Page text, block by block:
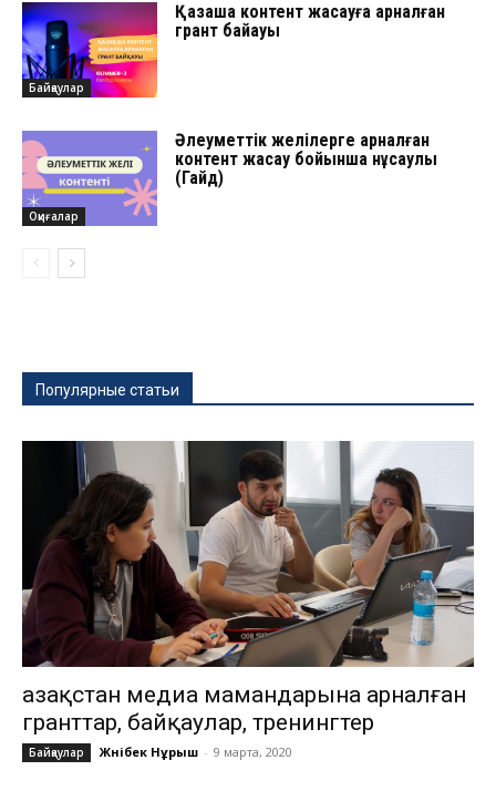
Байқаулар
Қазақша контент жасауға арналған
грант байқауы
Оқиғалар
Әлеуметтік желілерге арналған
контент жасау бойынша нұсқаулық
(Гайд)
Популярные статьи
Қазақстан медиа мамандарына арналған
гранттар, байқаулар, тренингтер
Байқаулар Жәнібек Нұрыш - 9 марта, 2020